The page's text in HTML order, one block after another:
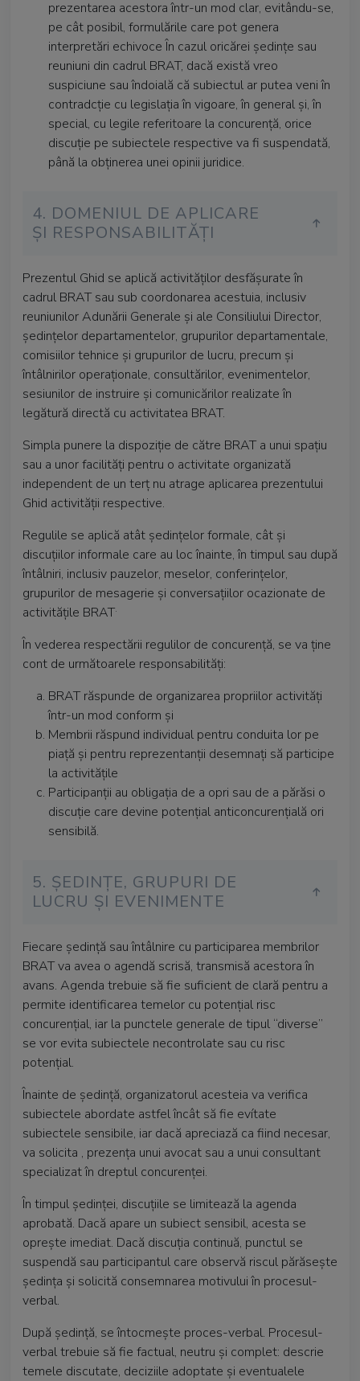
prezentarea acestora într-un mod clar, evitându-se,
pe cât posibil, formulările care pot genera
interpretări echivoce În cazul oricărei ședințe sau
reuniuni din cadrul BRAT, dacă există vreo
suspiciune sau îndoială că subiectul ar putea veni în
contradcție cu legislația în vigoare, în general și, în
special, cu legile referitoare la concurență, orice
discuție pe subiectele respective va fi suspendată,
până la obținerea unei opinii juridice.
4. DOMENIUL DE APLICARE
ȘI RESPONSABILITĂȚI
Prezentul Ghid se aplică activităților desfășurate în
cadrul BRAT sau sub coordonarea acestuia, inclusiv
reuniunilor Adunării Generale și ale Consiliului Director,
ședințelor departamentelor, grupurilor departamentale,
comisiilor tehnice și grupurilor de lucru, precum și
întâlnirilor operaționale, consultărilor, evenimentelor,
sesiunilor de instruire și comunicărilor realizate în
legătură directă cu activitatea BRAT.
Simpla punere la dispoziție de către BRAT a unui spațiu
sau a unor facilități pentru o activitate organizată
independent de un terț nu atrage aplicarea prezentului
Ghid activității respective.
Regulile se aplică atât ședințelor formale, cât și
discuțiilor informale care au loc înainte, în timpul sau după
întâlniri, inclusiv pauzelor, meselor, conferințelor,
grupurilor de mesagerie și conversațiilor ocazionate de
activitățile BRAT.
În vederea respectării regulilor de concurență, se va ține
cont de următoarele responsabilități:
BRAT răspunde de organizarea propriilor activități
într-un mod conform și
Membrii răspund individual pentru conduita lor pe
piață și pentru reprezentanții desemnați să participe
la activitățile
Participanții au obligația de a opri sau de a părăsi o
discuție care devine potențial anticoncurențială ori
sensibilă.
5. ȘEDINȚE, GRUPURI DE
LUCRU ȘI EVENIMENTE
Fiecare ședință sau întâlnire cu participarea membrilor
BRAT va avea o agendă scrisă, transmisă acestora în
avans. Agenda trebuie să fie suficient de clară pentru a
permite identificarea temelor cu potențial risc
concurențial, iar la punctele generale de tipul “diverse”
se vor evita subiectele necontrolate sau cu risc
potențial.
Înainte de ședință, organizatorul acesteia va verifica
subiectele abordate astfel încât să fie evítate
subiectele sensibile, iar dacă apreciază ca fiind necesar,
va solicita , prezența unui avocat sau a unui consultant
specializat în dreptul concurenței.
În timpul ședinței, discuțiile se limitează la agenda
aprobată. Dacă apare un subiect sensibil, acesta se
oprește imediat. Dacă discuția continuă, punctul se
suspendă sau participantul care observă riscul părăsește
ședința și solicită consemnarea motivului în procesul-
verbal.
După ședință, se întocmește proces-verbal. Procesul-
verbal trebuie să fie factual, neutru și complet: descrie
temele discutate, deciziile adoptate și eventualele